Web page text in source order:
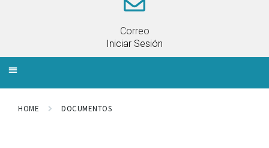
Correo
Iniciar Sesión
HOME DOCUMENTOS